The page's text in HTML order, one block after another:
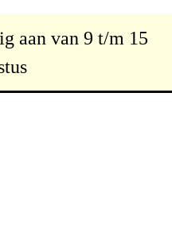
aan van 9 t/m 15